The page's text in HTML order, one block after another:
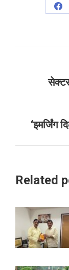
‘इमर्जिंग
Related